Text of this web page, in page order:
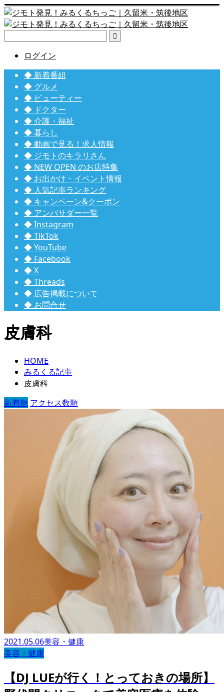

ログイン
◆ 新着番組
◆ グルメ
◆ ビューティー
◆ ドクター
◆ 介護・福祉
◆ 暮らし
◆ 動画で見る！求人情報
◆ ジモトのキラリさん
◆ NEW OPEN のお店特集
◆ お出かけ・イベント情報
◆ 人気記事ランキング
◆ キャンペーン&クーポン
◆ アンバサダー一覧
◆ Instagram
◆ TikTok
◆ YouTube
◆ Facebook
◆ X
◆ Threads
◆ 広告掲載について
◆ お問合せ
皮膚科
HOME
みるくる記事
皮膚科
新着順 アクセス数順
2021.05.06美容・健康
美容・健康
【DJ LUEが行く！とっておきの場所】